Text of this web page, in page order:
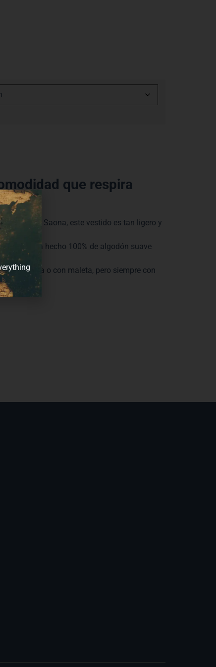
que respira
de Saona, este vestido es tan ligero y
está hecho 100% de algodón suave
destino.
mochila o con maleta, pero siempre con